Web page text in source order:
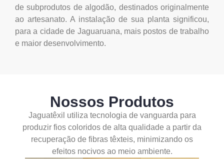
de subprodutos de algodão, destinados originalmente
ao artesanato. A instalação de sua planta significou,
para a cidade de Jaguaruana, mais postos de trabalho
e maior desenvolvimento.
Nossos Produtos
Jaguatêxil utiliza tecnologia de vanguarda para
produzir fios coloridos de alta qualidade a partir da
recuperação de fibras têxteis, minimizando os
efeitos nocivos ao meio ambiente.